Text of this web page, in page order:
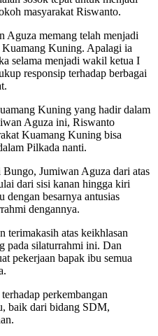
masyarakat Riswanto.
Aguza memang telah menjadi
Kuamang Kuning. Apalagi ia
selama menjadi wakil ketua I
responsip terhadap berbagai
Kuning yang hadir dalam
Aguza ini, Riswanto
Kuamang Kuning bisa
Pilkada nanti.
Jumiwan Aguza dari atas
dari sisi kanan hingga kiri
dengan besarnya antusias
dengannya.
terimakasih atas keikhlasan
pada silaturrahmi ini. Dan
pekerjaan bapak ibu semua
perkembangan
baik dari bidang SDM,